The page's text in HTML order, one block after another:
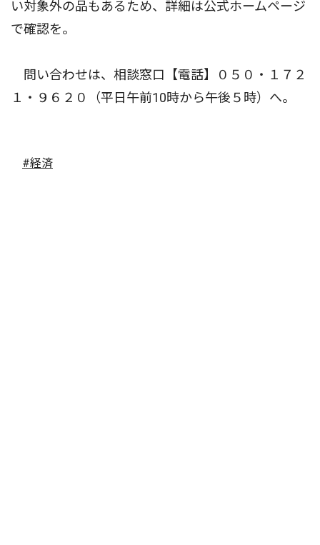
い対象外の品もあるため、詳細は公式ホームページ
で確認を。
問い合わせは、相談窓口【電話】０５０・１７２
１・９６２０（平日午前10時から午後５時）へ。
#経済